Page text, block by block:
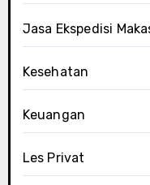
Jasa Ekspedisi
Kesehatan
Keuangan
Les Privat